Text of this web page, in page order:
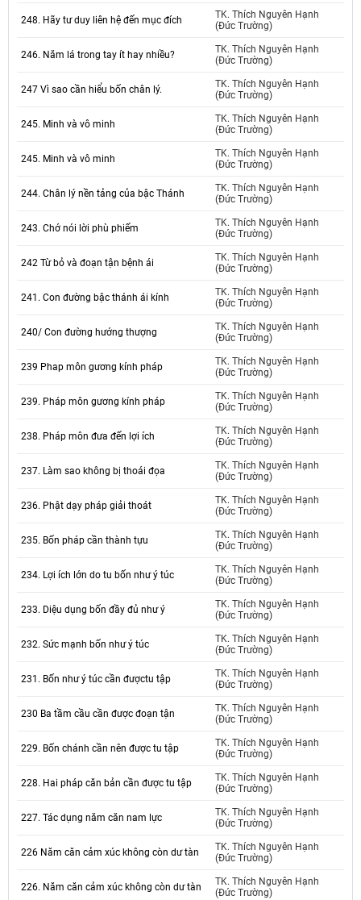
248. Hãy tư duy liên hệ đến mục đích
TK. Thích Nguyên Hạnh
(Đức Trường)
246. Năm lá trong tay ít hay nhiều?
TK. Thích Nguyên Hạnh
(Đức Trường)
247 Vì sao cần hiểu bốn chân lý.
TK. Thích Nguyên Hạnh
(Đức Trường)
245. Minh và vô minh
TK. Thích Nguyên Hạnh
(Đức Trường)
245. Minh và vô minh
TK. Thích Nguyên Hạnh
(Đức Trường)
244. Chân lý nền tảng của bậc Thánh
TK. Thích Nguyên Hạnh
(Đức Trường)
243. Chớ nói lời phù phiếm
TK. Thích Nguyên Hạnh
(Đức Trường)
242 Từ bỏ và đoạn tận bệnh ái
TK. Thích Nguyên Hạnh
(Đức Trường)
241. Con đường bậc thánh ái kính
TK. Thích Nguyên Hạnh
(Đức Trường)
240/ Con đường hướng thượng
TK. Thích Nguyên Hạnh
(Đức Trường)
239 Phap môn gương kính pháp
TK. Thích Nguyên Hạnh
(Đức Trường)
239. Pháp môn gương kính pháp
TK. Thích Nguyên Hạnh
(Đức Trường)
238. Pháp môn đưa đến lợi ích
TK. Thích Nguyên Hạnh
(Đức Trường)
237. Làm sao không bị thoái đọa
TK. Thích Nguyên Hạnh
(Đức Trường)
236. Phật dạy pháp giải thoát
TK. Thích Nguyên Hạnh
(Đức Trường)
235. Bốn pháp cần thành tựu
TK. Thích Nguyên Hạnh
(Đức Trường)
234. Lợi ích lớn do tu bốn như ý túc
TK. Thích Nguyên Hạnh
(Đức Trường)
233. Diệu dụng bốn đầy đủ như ý
TK. Thích Nguyên Hạnh
(Đức Trường)
232. Sức mạnh bốn như ý túc
TK. Thích Nguyên Hạnh
(Đức Trường)
231. Bốn như ý túc cần đượctu tập
TK. Thích Nguyên Hạnh
(Đức Trường)
230 Ba tầm cầu cần được đoạn tận
TK. Thích Nguyên Hạnh
(Đức Trường)
229. Bốn chánh cần nên được tu tập
TK. Thích Nguyên Hạnh
(Đức Trường)
228. Hai pháp căn bản cần được tu tập
TK. Thích Nguyên Hạnh
(Đức Trường)
227. Tác dụng năm căn nam lực
TK. Thích Nguyên Hạnh
(Đức Trường)
226 Năm căn cảm xúc không còn dư tàn
TK. Thích Nguyên Hạnh
(Đức Trường)
226. Năm căn cảm xúc không còn dư tàn
TK. Thích Nguyên Hạnh
(Đức Trường)